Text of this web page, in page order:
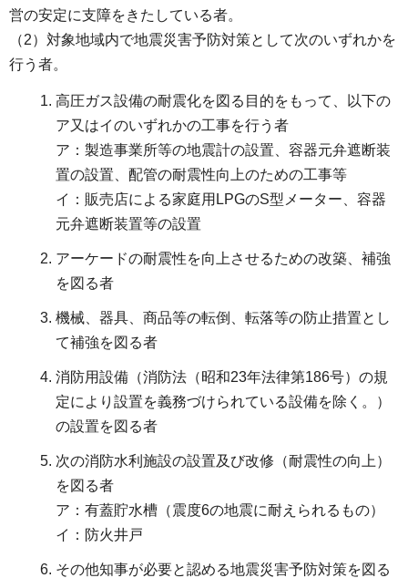
営の安定に支障をきたしている者。
（2）対象地域内で地震災害予防対策として次のいずれかを
行う者。
高圧ガス設備の耐震化を図る目的をもって、以下の
ア又はイのいずれかの工事を行う者
ア：製造事業所等の地震計の設置、容器元弁遮断装
置の設置、配管の耐震性向上のための工事等
イ：販売店による家庭用LPGのS型メーター、容器
元弁遮断装置等の設置
アーケードの耐震性を向上させるための改築、補強
を図る者
機械、器具、商品等の転倒、転落等の防止措置とし
て補強を図る者
消防用設備（消防法（昭和23年法律第186号）の規
定により設置を義務づけられている設備を除く。）
の設置を図る者
次の消防水利施設の設置及び改修（耐震性の向上）
を図る者
ア：有蓋貯水槽（震度6の地震に耐えられるもの）
イ：防火井戸
その他知事が必要と認める地震災害予防対策を図る